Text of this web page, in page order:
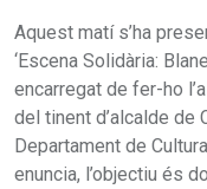
Aquest matí s’ha
‘Escena Solidària:
encarregat de fer-ho
del tinent d’alcalde de
Departament de
enuncia, l’objectiu és